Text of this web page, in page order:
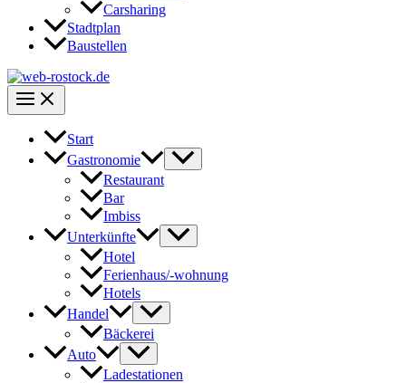
Carsharing
Stadtplan
Baustellen
Start
Gastronomie
Restaurant
Bar
Imbiss
Unterkünfte
Hotel
Ferienhaus/-wohnung
Hotels
Handel
Bäckerei
Auto
Ladestationen